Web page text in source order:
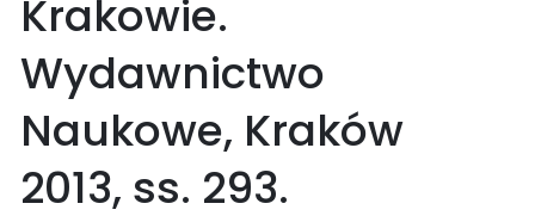
Krakowie.
Wydawnictwo
Naukowe, Kraków
2013, ss. 293.